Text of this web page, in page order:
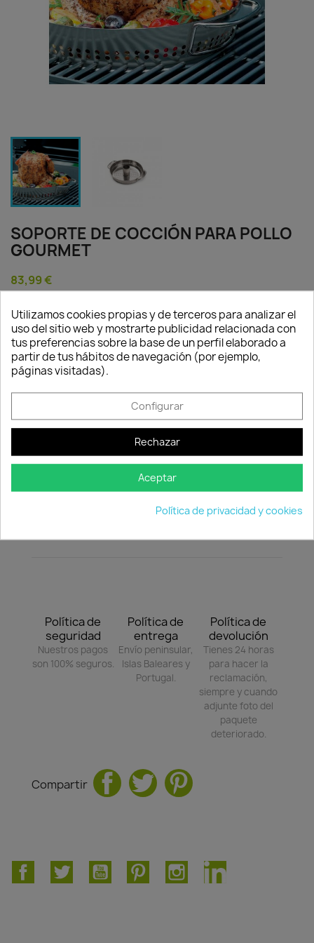
SOPORTE DE COCCIÓN PARA POLLO
GOURMET
83,99 €
Impuestos incluidos
Adaptable sobre la parrilla de cocción Gourmet.
Cantidad
Detalles del producto
Adaptable sobre la parrilla de cocción Gourmet.
Política de
seguridad
Nuestros pagos
son 100% seguros.
Política de
entrega
Envío peninsular,
Islas Baleares y
Portugal.
Política de
devolución
Tienes 24 horas
para hacer la
reclamación,
siempre y cuando
adjunte foto del
paquete
deteriorado.
Compartir
FacebookTwitter YouTube PinterestInstagramLinkedIn
Utilizamos cookies propias y de terceros para analizar el
uso del sitio web y mostrarte publicidad relacionada con
tus preferencias sobre la base de un perfil elaborado a
partir de tus hábitos de navegación (por ejemplo,
páginas visitadas).
Configurar
Rechazar
Aceptar
Política de privacidad y cookies
Consentimiento de cookies